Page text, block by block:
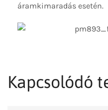
áramkimaradás esetén.
Kapcsolódó